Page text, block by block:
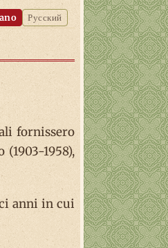
Русский
fornissero
1958),
anni in cui